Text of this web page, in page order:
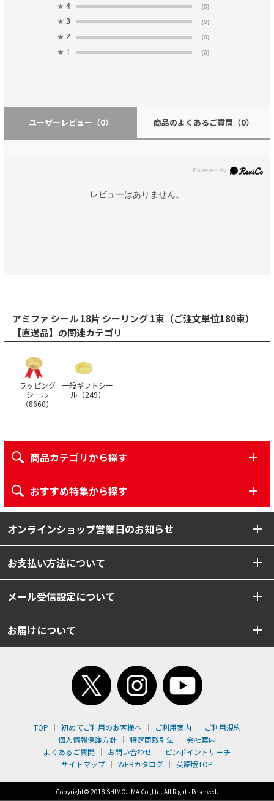
★ 4 (0)
★ 3 (0)
★ 2 (0)
★ 1 (0)
ユーザーレビュー （0） 商品のよくあるご質問 （0）
レビューはありません。
アミファ シール 18片 シーリング 1束（ご注文単位180束）
【直送品】の関連カテゴリ
ラッピング
シール
（8660）
一般ギフトシー
ル（249）
商品カテゴリから探す
おすすめ特集から探す
オンラインショップ営業日のお知らせ
お支払い方法について
メール受信設定について
お届けについて
TOP 初めてご利用のお客様へ ご利用案内
ご利用規約
個人情報保護方針
特定商取引法
会社案内
よくあるご質問
お問い合わせ
ピンポイントサーチ
サイトマップ
WEBカタログ 英語版TOP
Copyright© 2018 SHIMOJIMA Co.,Ltd. All Rights Reserved.